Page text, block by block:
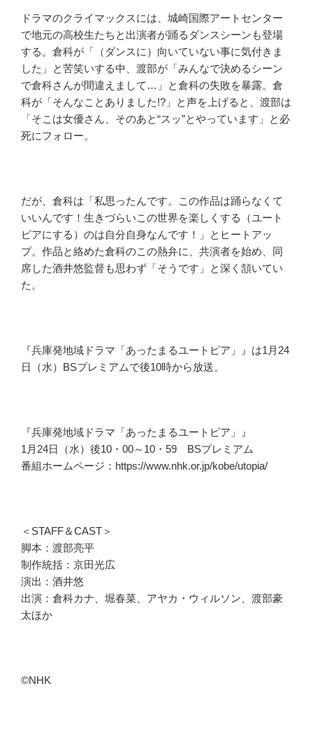
ドラマのクライマックスには、城崎国際アートセンター
で地元の高校生たちと出演者が踊るダンスシーンも登場
する。倉科が「（ダンスに）向いていない事に気付きま
した」と苦笑いする中、渡部が「みんなで決めるシーン
で倉科さんが間違えまして…」と倉科の失敗を暴露。倉
科が「そんなことありました!?」と声を上げると、渡部は
「そこは女優さん、そのあと“スッ”とやっています」と必
死にフォロー。
だが、倉科は「私思ったんです。この作品は踊らなくて
いいんです！生きづらいこの世界を楽しくする（ユート
ピアにする）のは自分自身なんです！」とヒートアッ
プ。作品と絡めた倉科のこの熱弁に、共演者を始め、同
席した酒井悠監督も思わず「そうです」と深く頷いてい
た。
『兵庫発地域ドラマ「あったまるユートピア」』は1月24
日（水）BSプレミアムで後10時から放送。
『兵庫発地域ドラマ「あったまるユートピア」』
1月24日（水）後10・00～10・59 BSプレミアム
番組ホームページ：https://www.nhk.or.jp/kobe/utopia/
＜STAFF＆CAST＞
脚本：渡部亮平
制作統括：京田光広
演出：酒井悠
出演：倉科カナ、堀春菜、アヤカ・ウィルソン、渡部豪
太ほか
©NHK